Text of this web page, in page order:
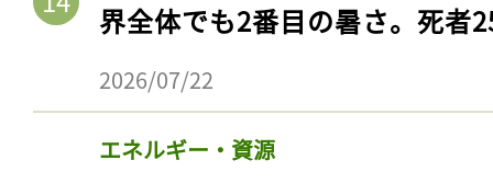
界全体でも2番目の暑さ。死者
2026/07/22
エネルギー・資源